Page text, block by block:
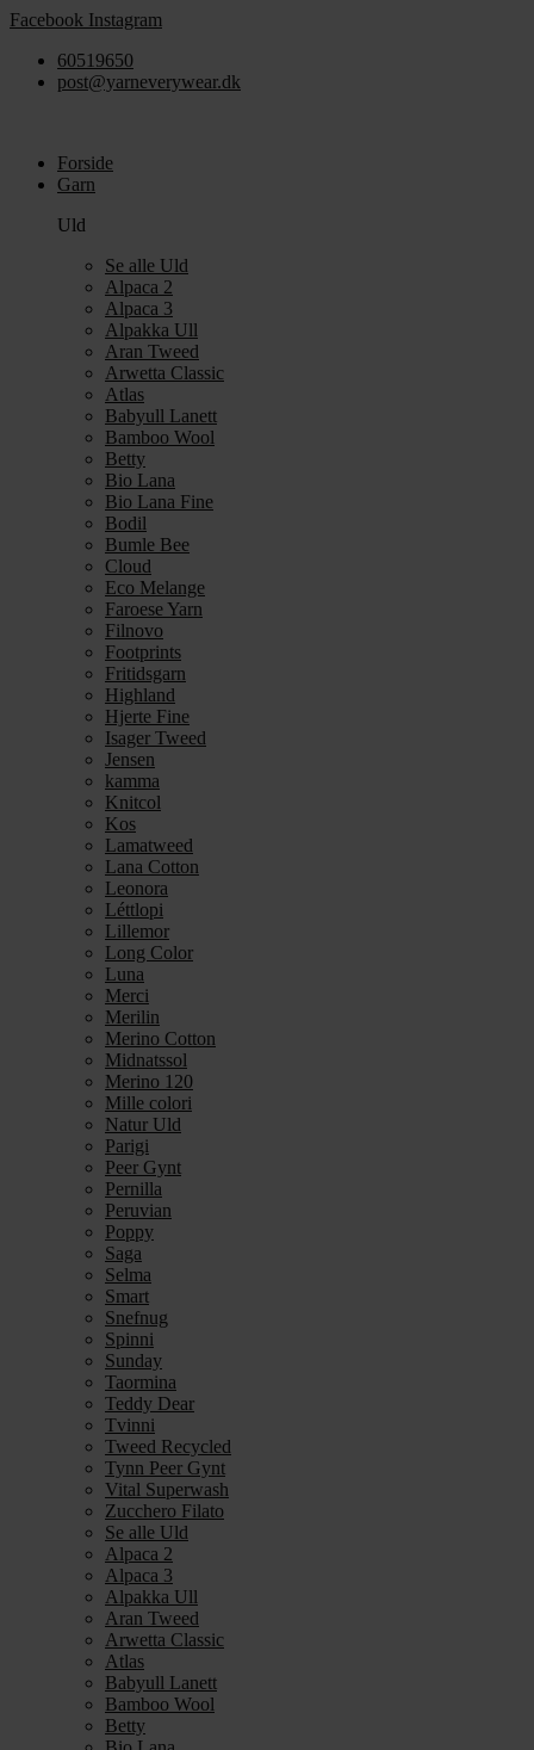
Videre
indhold
Facebook Instagram
60519650
post@yarneverywear.dk
Forside
Garn
Uld
Se alle Uld
Alpaca 2
Alpaca 3
Alpakka Ull
Aran Tweed
Arwetta Classic
Atlas
Babyull Lanett
Bamboo Wool
Betty
Bio Lana
Bio Lana Fine
Bodil
Bumle Bee
Cloud
Eco Melange
Faroese Yarn
Filnovo
Footprints
Fritidsgarn
Highland
Hjerte Fine
Isager Tweed
Jensen
kamma
Knitcol
Kos
Lamatweed
Lana Cotton
Leonora
Léttlopi
Lillemor
Long Color
Luna
Merci
Merilin
Merino Cotton
Midnatssol
Merino 120
Mille colori
Natur Uld
Parigi
Peer Gynt
Pernilla
Peruvian
Poppy
Saga
Selma
Smart
Snefnug
Spinni
Sunday
Taormina
Teddy Dear
Tvinni
Tweed Recycled
Tynn Peer Gynt
Vital Superwash
Zucchero Filato
Se alle Uld
Alpaca 2
Alpaca 3
Alpakka Ull
Aran Tweed
Arwetta Classic
Atlas
Babyull Lanett
Bamboo Wool
Betty